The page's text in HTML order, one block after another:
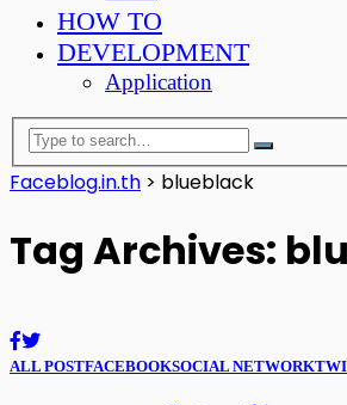
HOW TO
DEVELOPMENT
Application
Faceblog.in.th > blueblack
Tag Archives:
ALL POSTFACEBOOKSOCIAL NETWORK